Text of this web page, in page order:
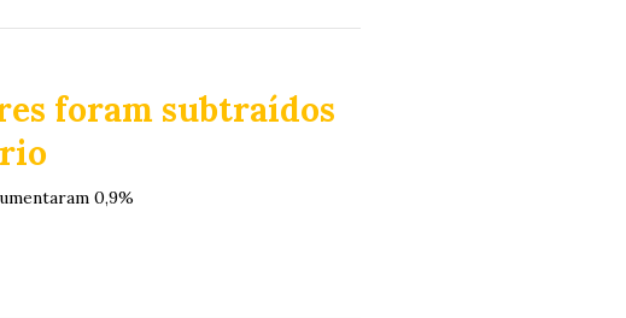
foram subtraídos
0,9%